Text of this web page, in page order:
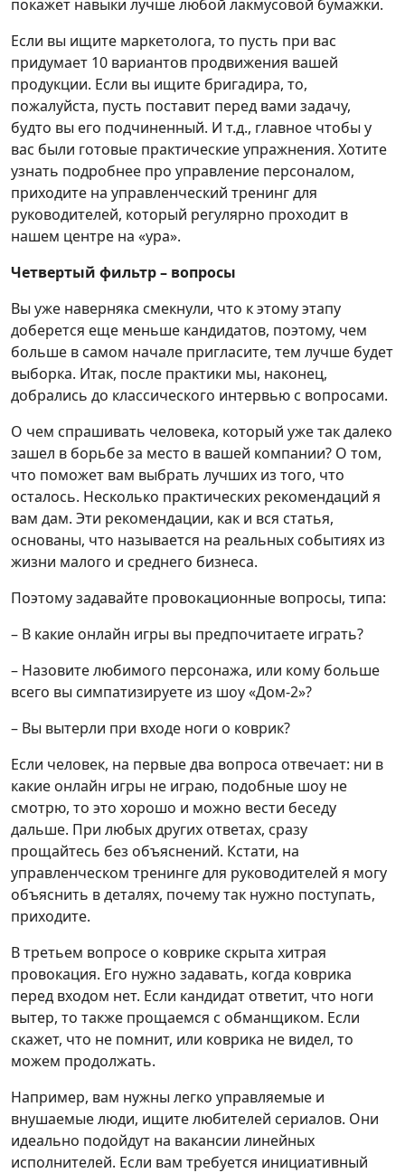
покажет навыки лучше любой лакмусовой бумажки.
Если вы ищите маркетолога, то пусть при вас
придумает 10 вариантов продвижения вашей
продукции. Если вы ищите бригадира, то,
пожалуйста, пусть поставит перед вами задачу,
будто вы его подчиненный. И т.д., главное чтобы у
вас были готовые практические упражнения. Хотите
узнать подробнее про управление персоналом,
приходите на управленческий тренинг для
руководителей, который регулярно проходит в
нашем центре на «ура».
Четвертый фильтр – вопросы
Вы уже наверняка смекнули, что к этому этапу
доберется еще меньше кандидатов, поэтому, чем
больше в самом начале пригласите, тем лучше будет
выборка. Итак, после практики мы, наконец,
добрались до классического интервью с вопросами.
О чем спрашивать человека, который уже так далеко
зашел в борьбе за место в вашей компании? О том,
что поможет вам выбрать лучших из того, что
осталось. Несколько практических рекомендаций я
вам дам. Эти рекомендации, как и вся статья,
основаны, что называется на реальных событиях из
жизни малого и среднего бизнеса.
Поэтому задавайте провокационные вопросы, типа:
– В какие онлайн игры вы предпочитаете играть?
– Назовите любимого персонажа, или кому больше
всего вы симпатизируете из шоу «Дом-2»?
– Вы вытерли при входе ноги о коврик?
Если человек, на первые два вопроса отвечает: ни в
какие онлайн игры не играю, подобные шоу не
смотрю, то это хорошо и можно вести беседу
дальше. При любых других ответах, сразу
прощайтесь без объяснений. Кстати, на
управленческом тренинге для руководителей я могу
объяснить в деталях, почему так нужно поступать,
приходите.
В третьем вопросе о коврике скрыта хитрая
провокация. Его нужно задавать, когда коврика
перед входом нет. Если кандидат ответит, что ноги
вытер, то также прощаемся с обманщиком. Если
скажет, что не помнит, или коврика не видел, то
можем продолжать.
Например, вам нужны легко управляемые и
внушаемые люди, ищите любителей сериалов. Они
идеально подойдут на вакансии линейных
исполнителей. Если вам требуется инициативный